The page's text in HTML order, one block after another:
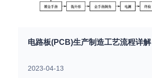
电路板(PCB)生产制造工艺流程详解
2023-04-13